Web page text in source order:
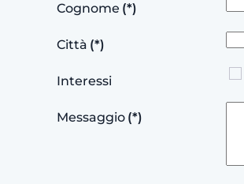
Cognome (*)
Città (*)
Interessi
Messaggio (*)